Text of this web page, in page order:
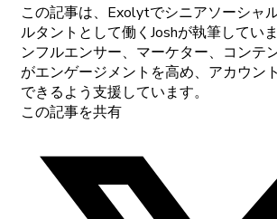
この記事は、Exolytでシニアソーシャ
ルタントとして働くJoshが執筆してい
ンフルエンサー、マーケター、コンテ
がエンゲージメントを高め、アカウン
できるよう支援しています。
この記事を共有